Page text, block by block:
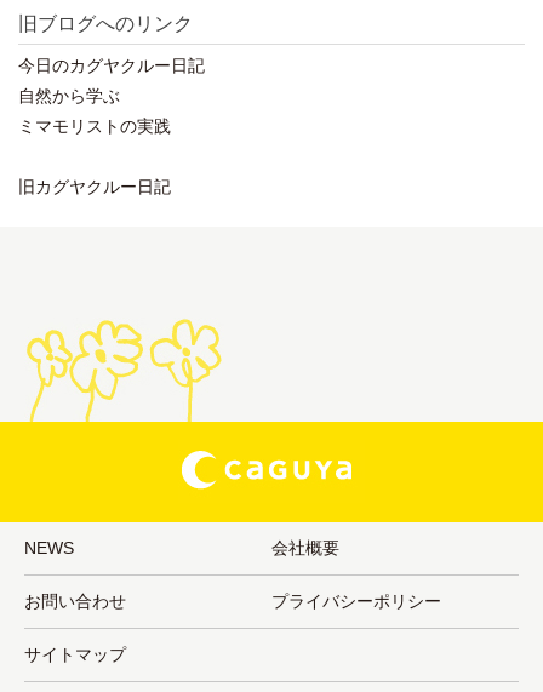
旧ブログへのリンク
今日のカグヤクルー日記
自然から学ぶ
ミマモリストの実践
旧カグヤクルー日記
NEWS 会社概要
お問い合わせ プライバシーポリシー
サイトマップ